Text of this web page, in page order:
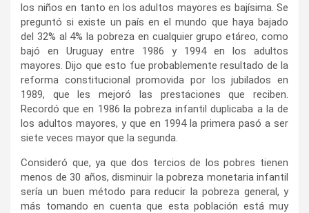
los niños en tanto en los adultos mayores es bajísima. Se
preguntó si existe un país en el mundo que haya bajado
del 32% al 4% la pobreza en cualquier grupo etáreo, como
bajó en Uruguay entre 1986 y 1994 en los adultos
mayores. Dijo que esto fue probablemente resultado de la
reforma constitucional promovida por los jubilados en
1989, que les mejoró las prestaciones que reciben.
Recordó que en 1986 la pobreza infantil duplicaba a la de
los adultos mayores, y que en 1994 la primera pasó a ser
siete veces mayor que la segunda.
Consideró que, ya que dos tercios de los pobres tienen
menos de 30 años, disminuir la pobreza monetaria infantil
sería un buen método para reducir la pobreza general, y
más tomando en cuenta que esta población está muy